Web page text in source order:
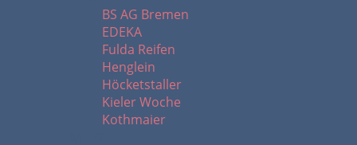
BS AG Bremen
EDEKA
Fulda Reifen
Henglein
Höcketstaller
Kieler Woche
Kothmaier